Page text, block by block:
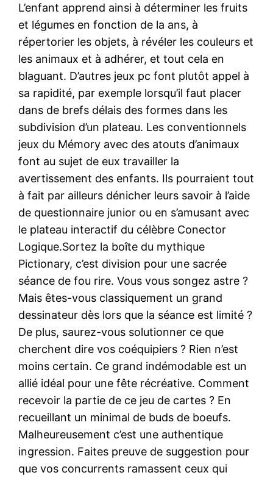
L’enfant apprend ainsi à déterminer les fruits
et légumes en fonction de la ans, à
répertorier les objets, à révéler les couleurs et
les animaux et à adhérer, et tout cela en
blaguant. D’autres jeux pc font plutôt appel à
sa rapidité, par exemple lorsqu’il faut placer
dans de brefs délais des formes dans les
subdivision d’un plateau. Les conventionnels
jeux du Mémory avec des atouts d’animaux
font au sujet de eux travailler la
avertissement des enfants. Ils pourraient tout
à fait par ailleurs dénicher leurs savoir à l’aide
de questionnaire junior ou en s’amusant avec
le plateau interactif du célèbre Conector
Logique.Sortez la boîte du mythique
Pictionary, c’est division pour une sacrée
séance de fou rire. Vous vous songez astre ?
Mais êtes-vous classiquement un grand
dessinateur dès lors que la séance est limité ?
De plus, saurez-vous solutionner ce que
cherchent dire vos coéquipiers ? Rien n’est
moins certain. Ce grand indémodable est un
allié idéal pour une fête récréative. Comment
recevoir la partie de ce jeu de cartes ? En
recueillant un minimal de buds de boeufs.
Malheureusement c’est une authentique
ingression. Faites preuve de suggestion pour
que vos concurrents ramassent ceux qui